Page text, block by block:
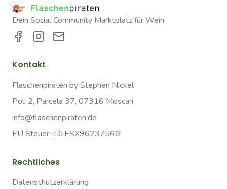
Dein Social Community Marktplatz für Wein.
Kontakt
Flaschenpiraten by Stephen Nickel
Pol. 2, Parcela 37, 07316 Moscari
info@flaschenpiraten.de
EU Steuer-ID: ESX9623756G
Rechtliches
Datenschutzerklärung